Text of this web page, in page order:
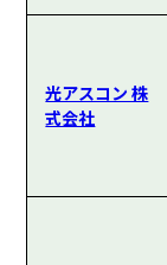
光アスコン 株
式会社